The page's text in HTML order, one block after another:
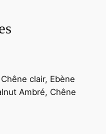
clair, Ebène
Ambré, Chêne